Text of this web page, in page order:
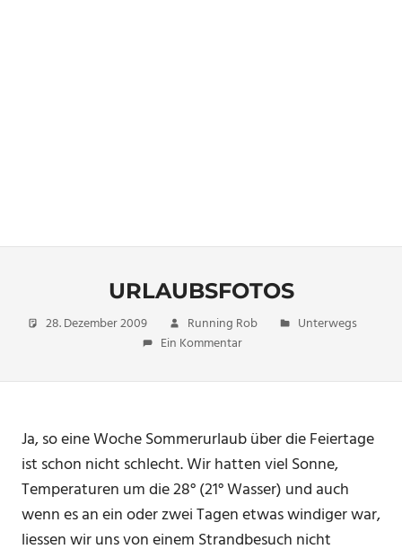
URLAUBSFOTOS
28. Dezember 2009 Running Rob
Unterwegs
Ein Kommentar
Ja, so eine Woche Sommerurlaub über die Feiertage
ist schon nicht schlecht. Wir hatten viel Sonne,
Temperaturen um die 28° (21° Wasser) und auch
wenn es an ein oder zwei Tagen etwas windiger war,
liessen wir uns von einem Strandbesuch nicht